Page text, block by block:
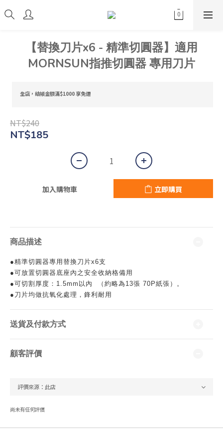
【替換刀片x6 - 精準切圓器】適用
MORNSUN指推切圓器 專用刀片
全店，結帳金額滿$1000 享免運
NT$240
NT$185
加入購物車 立即購買
商品描述
●精準切圓器專用替換刀片x6支
●可放置切圓器底座內之安全收納格備用
●可切割厚度：1.5mm以內 （約略為13張 70P紙張）。
● 刀片均做抗氧化處理，鋒利耐用
送貨及付款方式
顧客評價
尚未有任何評價